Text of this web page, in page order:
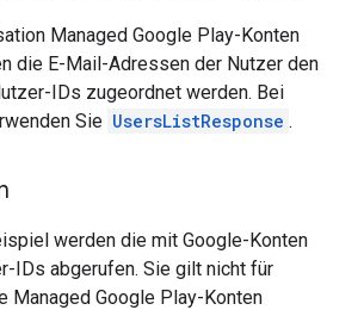
Managed Google Play-Konten
die E-Mail-Adressen der Nutzer den
IDs zugeordnet werden. Bei
Sie UsersListResponse .
werden die mit Google-Konten
IDs abgerufen. Sie gilt nicht für
Managed Google Play-Konten